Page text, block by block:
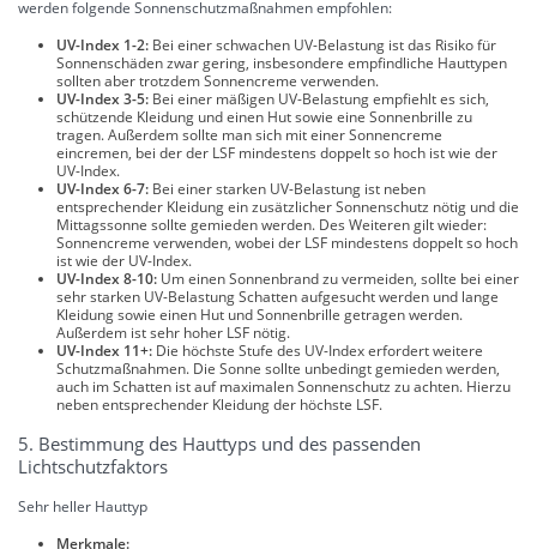
werden folgende Sonnenschutzmaßnahmen empfohlen:
UV-Index 1-2: Bei einer schwachen UV-Belastung ist das Risiko für
Sonnenschäden zwar gering, insbesondere empfindliche Hauttypen
sollten aber trotzdem Sonnencreme verwenden.
UV-Index 3-5: Bei einer mäßigen UV-Belastung empfiehlt es sich,
schützende Kleidung und einen Hut sowie eine Sonnenbrille zu
tragen. Außerdem sollte man sich mit einer Sonnencreme
eincremen, bei der der LSF mindestens doppelt so hoch ist wie der
UV-Index.
UV-Index 6-7: Bei einer starken UV-Belastung ist neben
entsprechender Kleidung ein zusätzlicher Sonnenschutz nötig und die
Mittagssonne sollte gemieden werden. Des Weiteren gilt wieder:
Sonnencreme verwenden, wobei der LSF mindestens doppelt so hoch
ist wie der UV-Index.
UV-Index 8-10: Um einen Sonnenbrand zu vermeiden, sollte bei einer
sehr starken UV-Belastung Schatten aufgesucht werden und lange
Kleidung sowie einen Hut und Sonnenbrille getragen werden.
Außerdem ist sehr hoher LSF nötig.
UV-Index 11+: Die höchste Stufe des UV-Index erfordert weitere
Schutzmaßnahmen. Die Sonne sollte unbedingt gemieden werden,
auch im Schatten ist auf maximalen Sonnenschutz zu achten. Hierzu
neben entsprechender Kleidung der höchste LSF.
5. Bestimmung des Hauttyps und des passenden
Lichtschutzfaktors
Sehr heller Hauttyp
Merkmale: